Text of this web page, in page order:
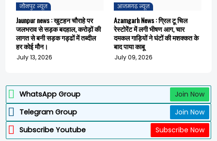
जौनपुर न्यूज़
Jaunpur news : खुटहन चौराहे पर
जलभराव से सड़क बदहाल, करोड़ों की
लागत से बनी सड़क गड्ढों में तब्दील
हर कोई मौन।
July 13, 2026
आजमगढ़ न्यूज़
Azamgarh News : ग्रिल टू चिल
रेस्टोरेंट में लगी भीषण आग, चार
दमकल गाड़ियों ने घंटों की मशक्कत के
बाद पाया काबू
July 09, 2026
WhatsApp Group
Join Now
Telegram Group
Join Now
Subscribe Youtube
Subscribe Now